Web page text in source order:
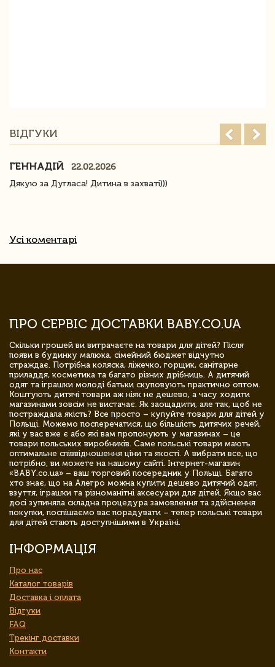
ВІДГУКИ
ГЕННАДІЙ
22.02.2026
Дякую за Дугласа! Дитина в захваті)))
Усі коментарі
ПРО СЕРВІС ДОСТАВКИ BABY.CO.UA
Скільки грошей ви витрачаєте на товари для дітей? Після
появи в будинку малюка, сімейний бюджет відчутно
страждає. Потрібна коляска, ліжечко, горщик, санітарне
приладдя, косметика та багато різних дрібниць. А дитячий
одяг та іграшки молоді батьки скуповують практично оптом.
Коштують дитячі товари аж ніяк не дешево, а часу ходити
магазинами зовсім не вистачає. Як заощадити, але так, щоб не
постраждала якість? Все просто – купуйте товари для дітей у
Польщі. Можемо посперечатися, що більшість дитячих речей,
які у вас вже є або які вам пропонують у магазинах – це
товари польських виробників. Саме польські товари мають
оптимальне співвідношення ціни та якості. А вибрати все, що
потрібно, ви можете на нашому сайті. Інтернет-магазин
«BABY.co.ua» – ваш торговий посередник у Польщі. Багато
хто знає, що на Алегро можна купити дешево дитячий одяг,
взуття, іграшки та різноманітні аксесуари для дітей. Якщо вас
досі зупиняла складна процедура замовлення та здійснення
покупки, поспішаємо вас порадувати – тепер польські товари
для дітей стають доступнішими в Україні.
ІНФОРМАЦІЯ
Про нас
Каталог товарів
Доставка і оплата
Відгуки
FAQ
Трекінг доставки
Контакти